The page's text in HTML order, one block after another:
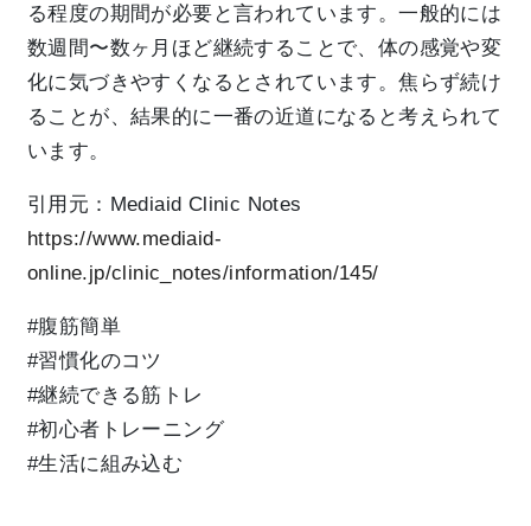
る程度の期間が必要と言われています。一般的には
数週間〜数ヶ月ほど継続することで、体の感覚や変
化に気づきやすくなるとされています。焦らず続け
ることが、結果的に一番の近道になると考えられて
います。
引用元： Mediaid Clinic Notes
https://www.mediaid-
online.jp/clinic_notes/information/145/
#腹筋簡単
#習慣化のコツ
#継続できる筋トレ
#初心者トレーニング
#生活に組み込む